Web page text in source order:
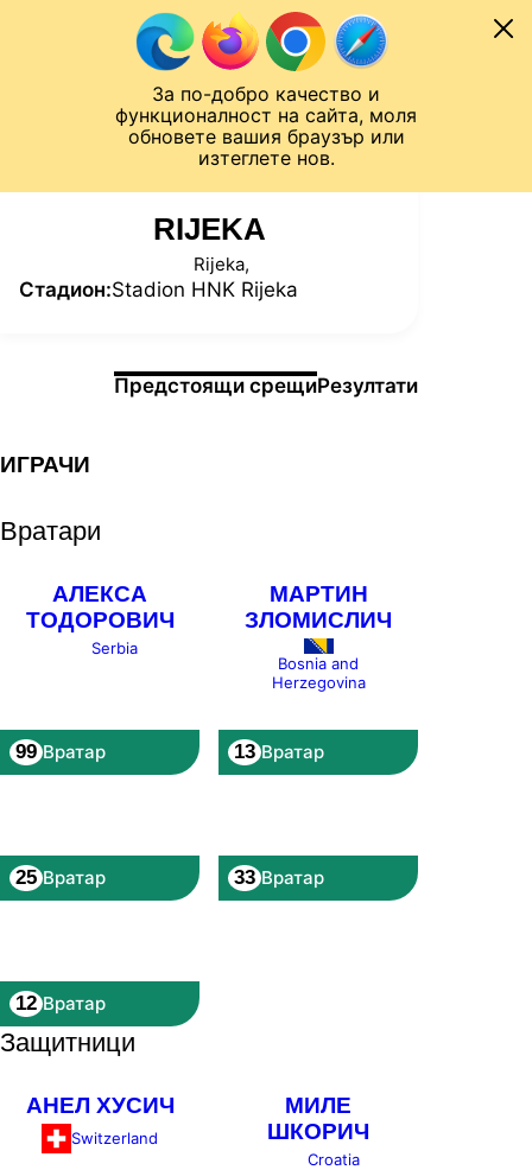
За по-добро качество и
функционалност на сайта, моля
обновете вашия браузър или
изтеглете нов.
Към съдържанието
Лига на Конференциите
СТАТИСТИКИ
RIJEKA
Rijeka,
Стадион:Stadion HNK Rijeka
Информация за мачаПредстоящи срещиРезултати
ИГРАЧИ
Вратари
АЛЕКСА
ТОДОРОВИЧ
Serbia
99 Вратар
МАРТИН
ЗЛОМИСЛИЧ
Bosnia and
Herzegovina
13 Вратар
25 Вратар 33 Вратар
12 Вратар
Защитници
АНЕЛ ХУСИЧ
Switzerland
МИЛЕ
ШКОРИЧ
Croatia